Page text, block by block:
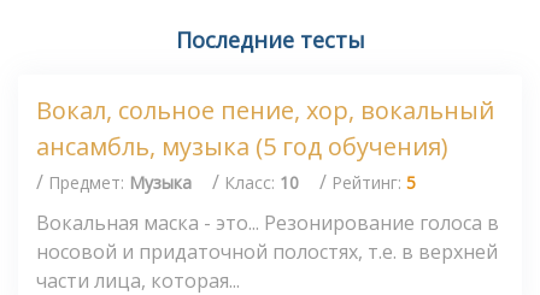
Последние тесты
Вокал, сольное пение, хор, вокальный
ансамбль, музыка (5 год обучения)
/ Предмет: Музыка / Класс: 10 / Рейтинг: 5
Вокальная маска - это... Резонирование голоса в
носовой и придаточной полостях, т.е. в верхней
части лица, которая...